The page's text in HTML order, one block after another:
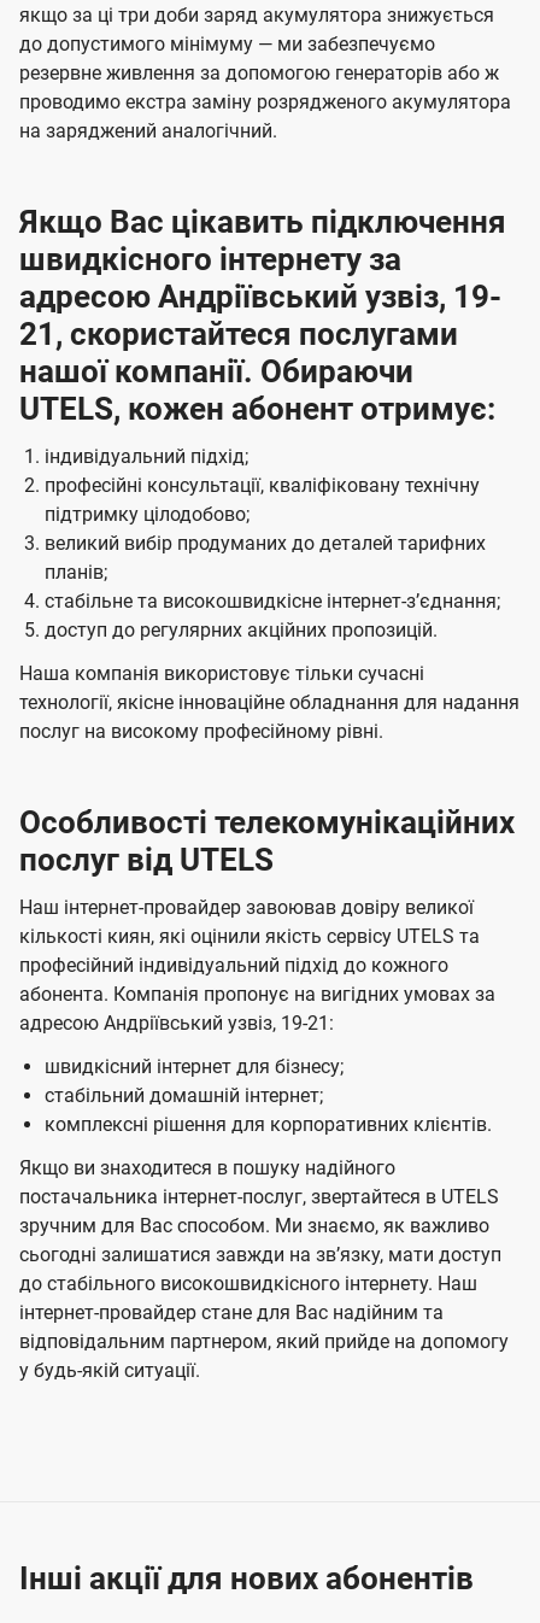
якщо за ці три доби заряд акумулятора знижується
до допустимого мінімуму — ми забезпечуємо
резервне живлення за допомогою генераторів або ж
проводимо екстра заміну розрядженого акумулятора
на заряджений аналогічний.
Якщо Вас цікавить підключення
швидкісного інтернету за
адресою Андріївський узвіз, 19-
21, скористайтеся послугами
нашої компанії. Обираючи
UTELS, кожен абонент отримує:
індивідуальний підхід;
професійні консультації, кваліфіковану технічну
підтримку цілодобово;
великий вибір продуманих до деталей тарифних
планів;
стабільне та високошвидкісне інтернет-зʼєднання;
доступ до регулярних акційних пропозицій.
Наша компанія використовує тільки сучасні
технології, якісне інноваційне обладнання для надання
послуг на високому професійному рівні.
Особливості телекомунікаційних
послуг від UTELS
Наш інтернет-провайдер завоював довіру великої
кількості киян, які оцінили якість сервісу UTELS та
професійний індивідуальний підхід до кожного
абонента. Компанія пропонує на вигідних умовах за
адресою Андріївський узвіз, 19-21:
швидкісний інтернет для бізнесу;
стабільний домашній інтернет;
комплексні рішення для корпоративних клієнтів.
Якщо ви знаходитеся в пошуку надійного
постачальника інтернет-послуг, звертайтеся в UTELS
зручним для Вас способом. Ми знаємо, як важливо
сьогодні залишатися завжди на звʼязку, мати доступ
до стабільного високошвидкісного інтернету. Наш
інтернет-провайдер стане для Вас надійним та
відповідальним партнером, який прийде на допомогу
у будь-якій ситуації.
Інші акції для нових абонентів